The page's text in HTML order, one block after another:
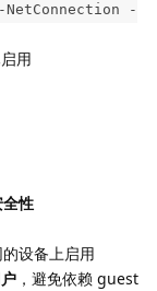
NetConnection -
用
性
设备上启用
，避免依赖 guest